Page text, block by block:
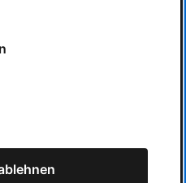
Day selbst wird kein
Bestätigung ist
Rabatt bis zum 31. Juli
direkten Link zum
auf der offiziellen